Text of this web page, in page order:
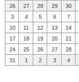
26
27 28 29 30
3
4 5 6 7
10
11 12 13 14
17
18 19 20 21
24
25 26 27 28
31
1 2 3 4